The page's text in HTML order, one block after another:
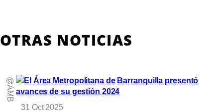
OTRAS NOTICIAS
@AMB
31 Oct 2025